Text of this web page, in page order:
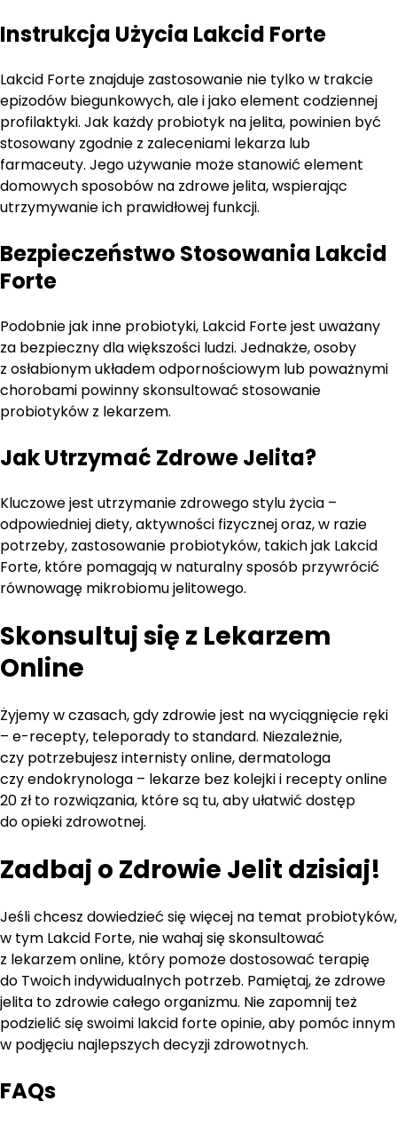
Instrukcja Użycia Lakcid Forte
Lakcid Forte znajduje zastosowanie nie tylko w trakcie
epizodów biegunkowych, ale i jako element codziennej
profilaktyki. Jak każdy probiotyk na jelita, powinien być
stosowany zgodnie z zaleceniami lekarza lub
farmaceuty. Jego używanie może stanowić element
domowych sposobów na zdrowe jelita, wspierając
utrzymywanie ich prawidłowej funkcji.
Bezpieczeństwo Stosowania Lakcid
Forte
Podobnie jak inne probiotyki, Lakcid Forte jest uważany
za bezpieczny dla większości ludzi. Jednakże, osoby
z osłabionym układem odpornościowym lub poważnymi
chorobami powinny skonsultować stosowanie
probiotyków z lekarzem.
Jak Utrzymać Zdrowe Jelita?
Kluczowe jest utrzymanie zdrowego stylu życia –
odpowiedniej diety, aktywności fizycznej oraz, w razie
potrzeby, zastosowanie probiotyków, takich jak Lakcid
Forte, które pomagają w naturalny sposób przywrócić
równowagę mikrobiomu jelitowego.
Skonsultuj się z Lekarzem
Online
Żyjemy w czasach, gdy zdrowie jest na wyciągnięcie ręki
– e-recepty, teleporady to standard. Niezależnie,
czy potrzebujesz internisty online, dermatologa
czy endokrynologa – lekarze bez kolejki i recepty online
20 zł to rozwiązania, które są tu, aby ułatwić dostęp
do opieki zdrowotnej.
Zadbaj o Zdrowie Jelit dzisiaj!
Jeśli chcesz dowiedzieć się więcej na temat probiotyków,
w tym Lakcid Forte, nie wahaj się skonsultować
z lekarzem online, który pomoże dostosować terapię
do Twoich indywidualnych potrzeb. Pamiętaj, że zdrowe
jelita to zdrowie całego organizmu. Nie zapomnij też
podzielić się swoimi lakcid forte opinie, aby pomóc innym
w podjęciu najlepszych decyzji zdrowotnych.
FAQs